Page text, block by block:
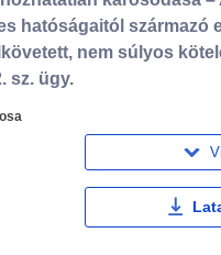
hatóságaitól származó
nem súlyos
sz. ügy.